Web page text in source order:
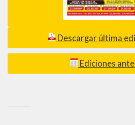
Descargar última
Ediciones